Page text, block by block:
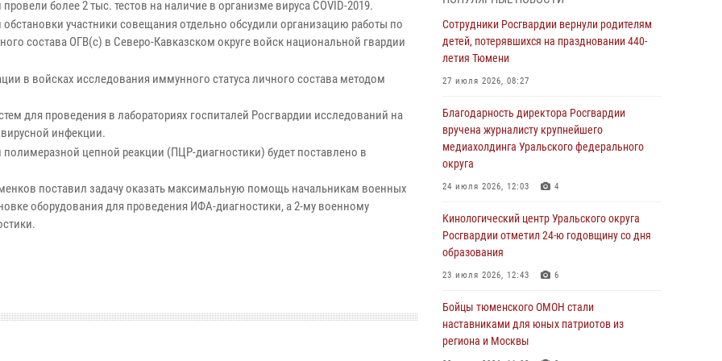
более 2 тыс. тестов на наличие в организме вируса COVID-2019.
участники совещания отдельно обсудили организацию работы по
состава ОГВ(с) в Северо-Кавказском округе войск национальной гвардии
в войсках исследования иммунного статуса личного состава методом
для проведения в лабораториях госпиталей Росгвардии исследований на
инфекции.
цепной реакции (ПЦР-диагностики) будет поставлено в
поставил задачу оказать максимальную помощь начальникам военных
оборудования для проведения ИФА-диагностики, а 2-му военному
напоминают о мерах безопасности
06 августа 2026, 12:33 2
области» в рамках акции «Храним огонь
06 августа 2026, 04:41 3
Росгвардейцы в Тюменской области почтили
Яковлева
05 августа 2026, 11:03 4
В Тюмени офицер Росгвардии в радиоэфире
владения оружием
05 августа 2026, 09:56 2
Военнослужащие Росгвардии сбили дрон-
Сотрудники Росгвардии вернули родителям
детей, потерявшихся на праздновании 440-
летия Тюмени
27 июля 2026, 08:27
Благодарность директора Росгвардии
вручена журналисту крупнейшего
медиахолдинга Уральского федерального
округа
24 июля 2026, 12:03 4
Кинологический центр Уральского округа
Росгвардии отметил 24-ю годовщину со дня
образования
23 июля 2026, 12:43 6
Бойцы тюменского ОМОН стали
наставниками для юных патриотов из
региона и Москвы